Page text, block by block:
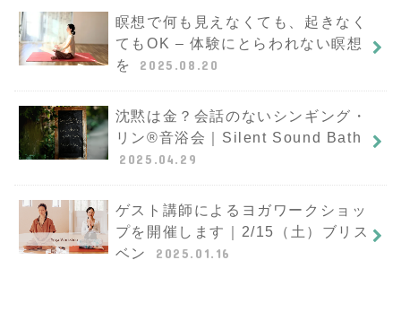
瞑想で何も見えなくても、起きなく
てもOK – 体験にとらわれない瞑想
を
2025.08.20
沈黙は金？会話のないシンギング・
リン®︎音浴会｜Silent Sound Bath
2025.04.29
ゲスト講師によるヨガワークショッ
プを開催します｜2/15（土）ブリス
ベン
2025.01.16